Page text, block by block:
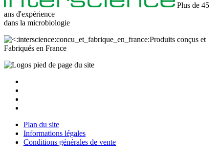
Plus de 45
ans d'expérience
dans la microbiologie
Produits conçus et
Fabriqués en France
Plan du site
Informations légales
Conditions générales de vente